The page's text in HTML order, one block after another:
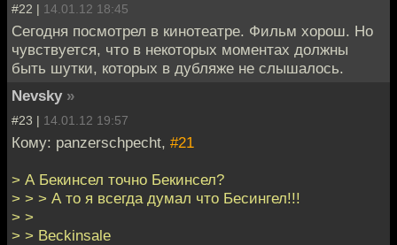
#22 | 14.01.12 18:45
Сегодня посмотрел в кинотеатре. Фильм хорош. Но
чувствуется, что в некоторых моментах должны
быть шутки, которых в дубляже не слышалось.
Nevsky »
#23 | 14.01.12 19:57
Кому: panzerschpecht, #21
> А Бекинсел точно Бекинсел?
> > > А то я всегда думал что Бесингел!!!
> >
> > Beckinsale